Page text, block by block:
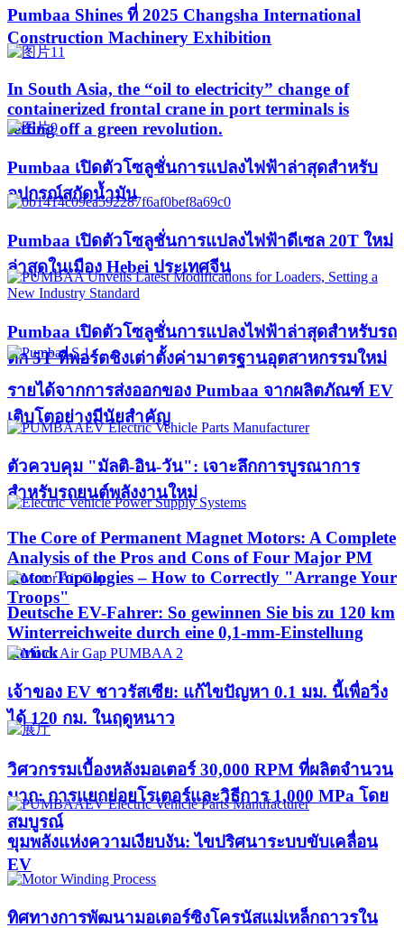
Pumbaa Shines ที่ 2025 Changsha International
Construction Machinery Exhibition
In South Asia, the “oil to electricity” change of
containerized frontal crane in port terminals is
setting off a green revolution.
Pumbaa เปิดตัวโซลูชั่นการแปลงไฟฟ้าล่าสุดสำหรับ
อุปกรณ์สกัดน้ำมัน
Pumbaa เปิดตัวโซลูชั่นการแปลงไฟฟ้าดีเซล 20T ใหม่
ล่าสุดในเมือง Hebei ประเทศจีน
Pumbaa เปิดตัวโซลูชั่นการแปลงไฟฟ้าล่าสุดสำหรับรถ
ตัก 5T ที่พอร์ตชิงเต่าตั้งค่ามาตรฐานอุตสาหกรรมใหม่
รายได้จากการส่งออกของ Pumbaa จากผลิตภัณฑ์ EV
เติบโตอย่างมีนัยสำคัญ
ตัวควบคุม "มัลติ-อิน-วัน": เจาะลึกการบูรณาการ
สำหรับรถยนต์พลังงานใหม่
The Core of Permanent Magnet Motors: A Complete
Analysis of the Pros and Cons of Four Major PM
Rotor Topologies – How to Correctly "Arrange Your
Troops"
Deutsche EV-Fahrer: So gewinnen Sie bis zu 120 km
Winterreichweite durch eine 0,1-mm-Einstellung
zurück
เจ้าของ EV ชาวรัสเซีย: แก้ไขปัญหา 0.1 มม. นี้เพื่อวิ่ง
ได้ 120 กม. ในฤดูหนาว
วิศวกรรมเบื้องหลังมอเตอร์ 30,000 RPM ที่ผลิตจำนวน
มาก: การแยกย่อยโรเตอร์และวิธีการ 1,000 MPa โดย
สมบูรณ์
ขุมพลังแห่งความเงียบงัน: ไขปริศนาระบบขับเคลื่อน
EV
ทิศทางการพัฒนามอเตอร์ซิงโครนัสแม่เหล็กถาวรใน